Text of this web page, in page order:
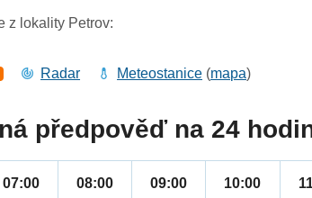
z lokality Petrov:
Radar Meteostanice (mapa)
předpověď na 24
07:00 08:00 09:00 10:00